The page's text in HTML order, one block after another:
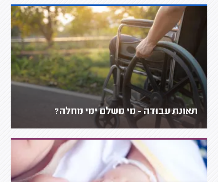
תאונת עבודה - מי משלם ימי מחלה?